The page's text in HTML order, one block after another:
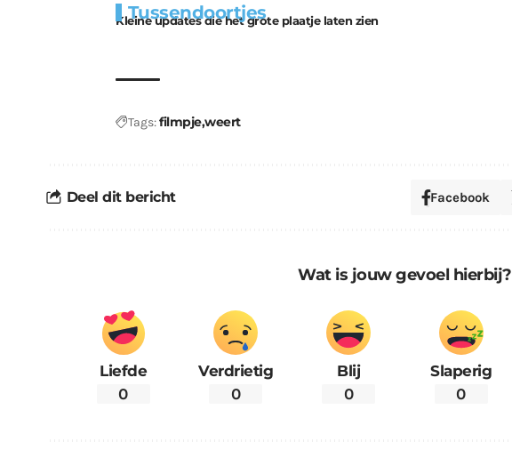
Tussendoortjes
Kleine updates die het grote plaatje laten zien
bouwmateriaal voor
kabouters
Tags:filmpjeweert
Deel dit bericht Facebook
Wat is jouw gevoel hierbij?
Liefde
0
Verdrietig
0
Blij
0
Slaperig
0